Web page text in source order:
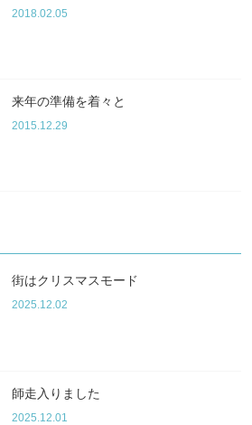
2018.02.05
来年の準備を着々と
2015.12.29
街はクリスマスモード
2025.12.02
師走入りました
2025.12.01